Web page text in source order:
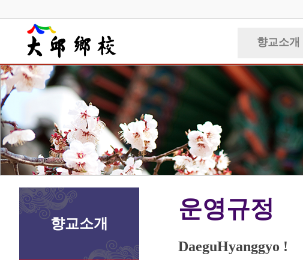
향교소개
향교소개
운영규정
DaeguHyanggyo !